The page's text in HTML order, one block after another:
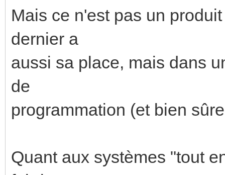
Mais ce n'est pas un
dernier a
aussi sa place, mais dans
de
programmation (et bien
Quant aux systèmes "tout